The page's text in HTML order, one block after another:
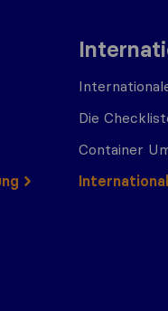
Die
Container